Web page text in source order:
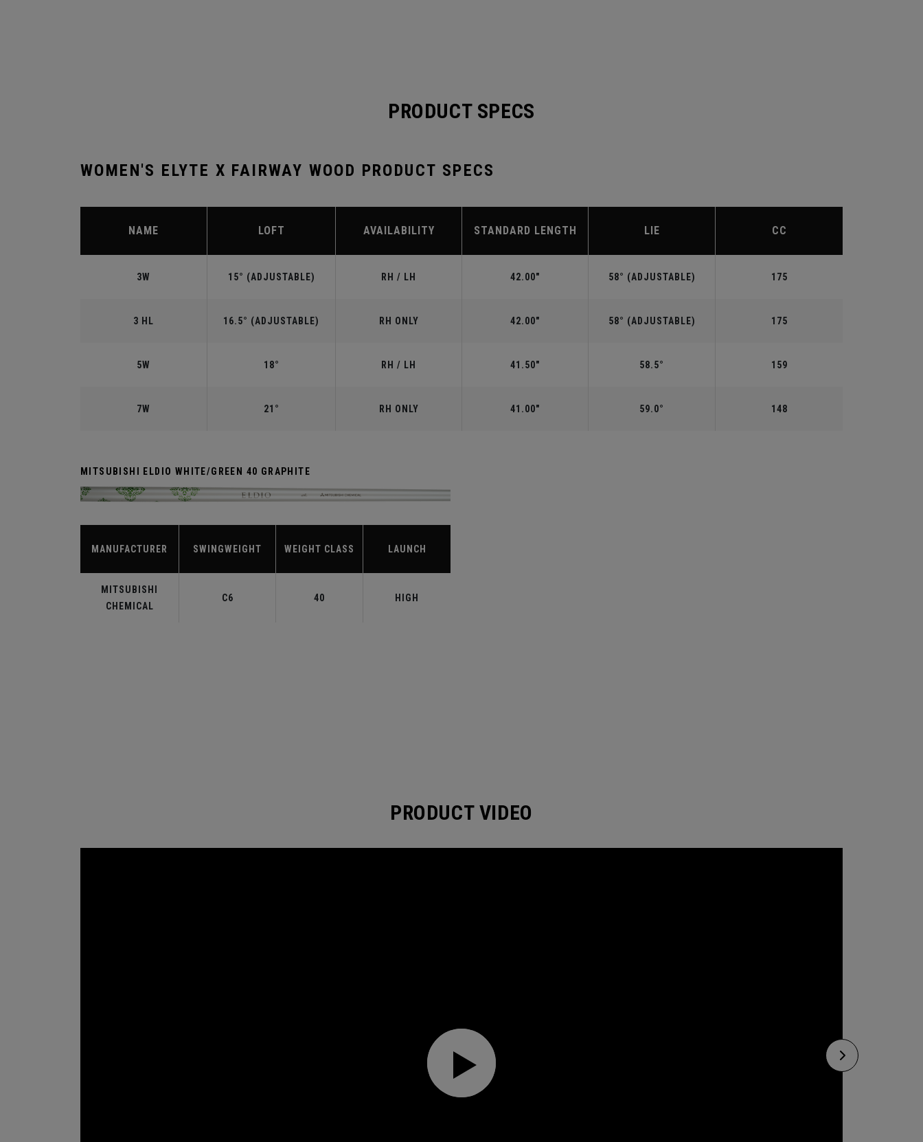
PRODUCT SPECS
WOMEN'S ELYTE X FAIRWAY WOOD PRODUCT SPECS
NAME LOFT AVAILABILITY STANDARD LENGTH LIE CC
3W 15° (ADJUSTABLE) RH / LH 42.00" 58° (ADJUSTABLE) 175
3 HL 16.5° (ADJUSTABLE) RH ONLY 42.00" 58° (ADJUSTABLE) 175
5W 18° RH / LH 41.50" 58.5° 159
7W 21° RH ONLY 41.00" 59.0° 148
MITSUBISHI ELDIO WHITE/GREEN 40 GRAPHITE
MANUFACTURER SWINGWEIGHT WEIGHT CLASS LAUNCH
MITSUBISHI
CHEMICAL
C6 40 HIGH
PRODUCT VIDEO